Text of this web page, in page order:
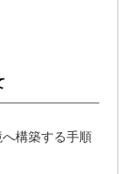
構築する手順